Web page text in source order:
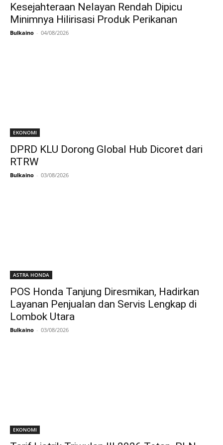
Kesejahteraan Nelayan Rendah Dipicu
Minimnya Hilirisasi Produk Perikanan
Bulkaino - 04/08/2026
EKONOMI
DPRD KLU Dorong Global Hub Dicoret dari
RTRW
Bulkaino - 03/08/2026
ASTRA HONDA
POS Honda Tanjung Diresmikan, Hadirkan
Layanan Penjualan dan Servis Lengkap di
Lombok Utara
Bulkaino - 03/08/2026
EKONOMI